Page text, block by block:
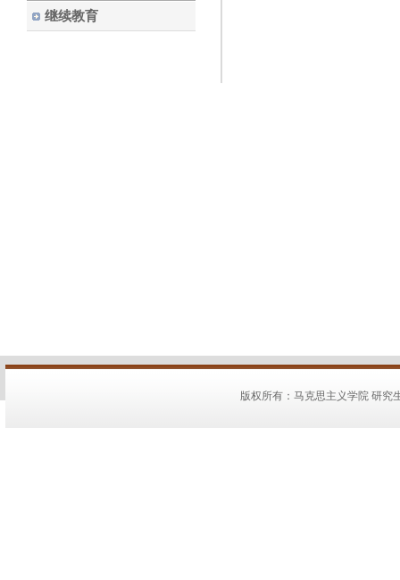
继续教育
版权所有：马克思主义学院 研究